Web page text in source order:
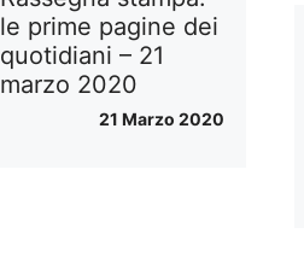
le prime pagine dei
quotidiani – 21
marzo 2020
21 Marzo 2020